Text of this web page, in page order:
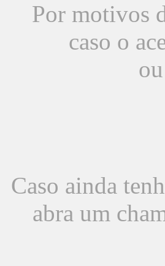
Por motivos
caso o
Caso ainda
abra um